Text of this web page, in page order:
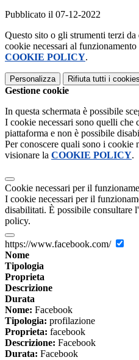
Pubblicato il 07-12-2022
Questo sito o gli strumenti terzi
cookie necessari al
COOKIE POLICY.
Personalizza Rifiuta tutti i cookies
Gestione cookie
In questa schermata è possibile
I cookie necessari sono quelli che
piattaforma e non è possibile
Per conoscere quali sono i cookie
visionare la COOKIE POLICY.
Cookie necessari per il
I cookie necessari per il
disabilitati. È possibile consultare
policy.
https://www.facebook.com/
Nome
Tipologia
Proprieta
Descrizione
Durata
Nome: Facebook
Tipologia: profilazione
Proprieta: facebook
Descrizione: Facebook
Durata: Facebook